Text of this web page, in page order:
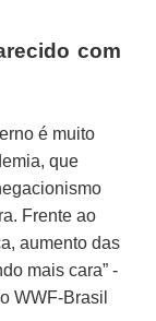
com
é muito
que
Frente ao
aumento das
mais cara” -
WWF-Brasil